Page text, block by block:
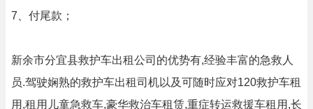
7、付尾款；
新余市分宜县救护车出租公司的优势有,经验丰富的急救人
员.驾驶娴熟的救护车出租司机以及可随时应对120救护车租
用,租用儿童急救车,豪华救治车租赁,重症转运救援车租用,长